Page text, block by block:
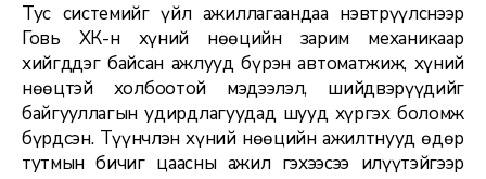
Тус системийг үйл ажиллагаандаа нэвтрүүлснээр
Говь ХК-н хүний нөөцийн зарим механикаар
хийгддэг байсан ажлууд бүрэн автоматжиж, хүний
нөөцтэй холбоотой мэдээлэл, шийдвэрүүдийг
байгууллагын удирдлагуудад шууд хүргэх боломж
бүрдсэн. Түүнчлэн хүний нөөцийн ажилтнууд өдөр
тутмын бичиг цаасны ажил гэхээсээ илүүтэйгээр